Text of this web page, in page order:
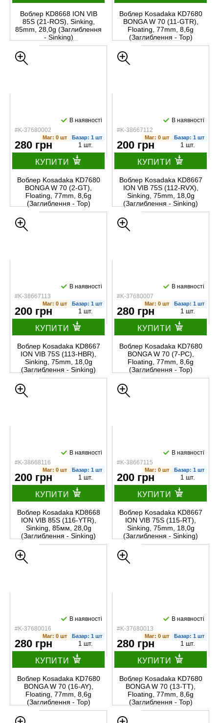
Воблер KD8668 ION VIB
85S (21-ROS), Sinking,
85mm, 28,0g (Заглиблення
- Sinking)
Воблер Kosadaka KD7680
BONGA W 70 (11-GTR),
Floating, 77mm, 8,6g
(Заглиблення - Top)
#K-37680002
В наявності
Маг: 0 шт Базар: 1 шт
280 грн 1 шт.
КУПИТИ
Воблер Kosadaka KD7680
BONGA W 70 (2-GT),
Floating, 77mm, 8,6g
(Заглиблення - Top)
#K-38667112
В наявності
Маг: 0 шт Базар: 1 шт
200 грн 1 шт.
КУПИТИ
Воблер Kosadaka KD8667
ION VIB 75S (112-RVX),
Sinking, 75mm, 18,0g
(Заглиблення - Sinking)
#K-38667113
В наявності
Маг: 0 шт Базар: 1 шт
200 грн 1 шт.
КУПИТИ
Воблер Kosadaka KD8667
ION VIB 75S (113-HBR),
Sinking, 75mm, 18,0g
(Заглиблення - Sinking)
#K-37680007
В наявності
Маг: 0 шт Базар: 1 шт
280 грн 1 шт.
КУПИТИ
Воблер Kosadaka KD7680
BONGA W 70 (7-PC),
Floating, 77mm, 8,6g
(Заглиблення - Top)
#K-38668116
В наявності
Маг: 0 шт Базар: 1 шт
200 грн 1 шт.
КУПИТИ
Воблер Kosadaka KD8668
ION VIB 85S (116-YTR),
Sinking, 85мм, 28,0g
(Заглиблення - Sinking)
#K-38667115
В наявності
Маг: 0 шт Базар: 1 шт
200 грн 1 шт.
КУПИТИ
Воблер Kosadaka KD8667
ION VIB 75S (115-RT),
Sinking, 75mm, 18,0g
(Заглиблення - Sinking)
#K-37680016
В наявності
Маг: 0 шт Базар: 1 шт
280 грн 1 шт.
КУПИТИ
Воблер Kosadaka KD7680
BONGA W 70 (16-AY),
Floating, 77mm, 8,6g
(Заглиблення - Top)
#K-37680013
В наявності
Маг: 0 шт Базар: 1 шт
280 грн 1 шт.
КУПИТИ
Воблер Kosadaka KD7680
BONGA W 70 (13-TT),
Floating, 77mm, 8,6g
(Заглиблення - Top)